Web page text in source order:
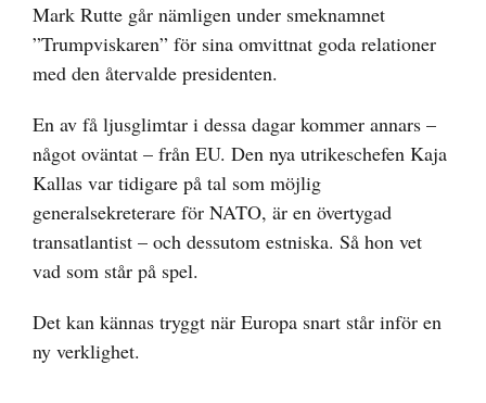
Mark Rutte går nämligen under smeknamnet
”Trumpviskaren” för sina omvittnat goda relationer
med den återvalde presidenten.
En av få ljusglimtar i dessa dagar kommer annars –
något oväntat – från EU. Den nya utrikeschefen Kaja
Kallas var tidigare på tal som möjlig
generalsekreterare för NATO, är en övertygad
transatlantist – och dessutom estniska. Så hon vet
vad som står på spel.
Det kan kännas tryggt när Europa snart står inför en
ny verklighet.